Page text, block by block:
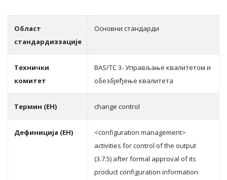
Област
стандардиззације
Основни стандарди
Teхнички
комитет
BAS/TC 3- Управљање квалитетом и
обезбјеђење квалитета
Термин (ЕН) change control
Дефиниција (ЕН)
<configuration management>
activities for control of the output
(3.7.5) after formal approval of its
product configuration information